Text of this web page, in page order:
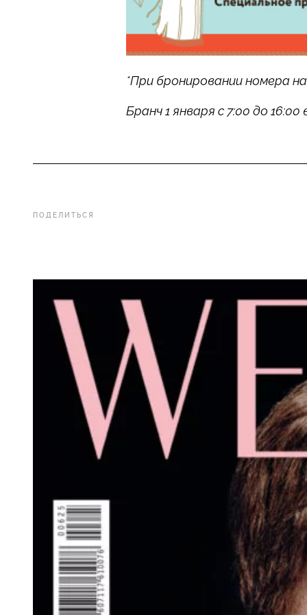
ПОДЕЛИТЬСЯ
*При бронировании номера на
Бранч 1 января с 7:00 до 16:00